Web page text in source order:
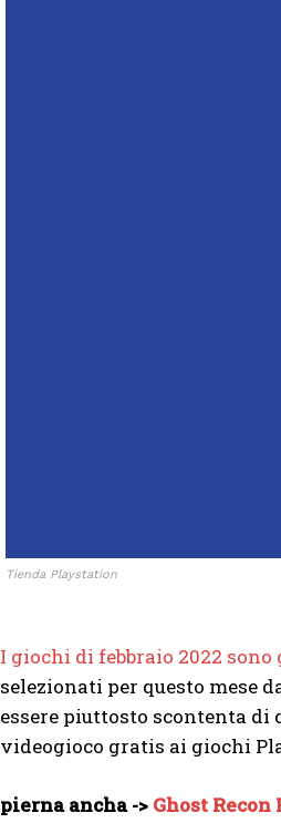
Tienda Playstation
I giochi di febbraio 2022
selezionati per questo mese
essere piuttosto scontenta di
videogioco gratis ai giochi
pierna ancha -> Ghost